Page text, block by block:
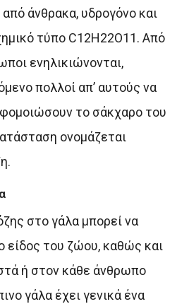
άνθρακα, υδρογόνο και
τύπο C12H22O11. Από
ενηλικιώνονται,
πολλοί απ’ αυτούς να
το σάκχαρο του
ονομάζεται
στο γάλα μπορεί να
είδος του ζώου, καθώς και
ή στον κάθε άνθρωπο
γάλα έχει γενικά ένα